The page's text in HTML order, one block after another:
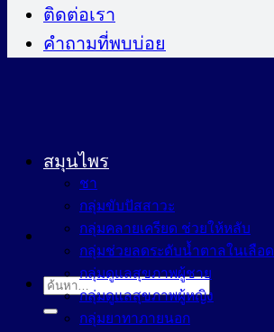
ติดต่อเรา
คำถามที่พบบ่อย
ค้นหา:
สมุนไพร
ชา
กลุ่มขับปัสสาวะ
กลุ่มคลายเครียด ช่วยให้หลับ
กลุ่มช่วยลดระดับน้ำตาลในเลือด
กลุ่มดูแลสุขภาพผู้ชาย
กลุ่มดูแลสุขภาพผู้หญิง
กลุ่มยาทาภายนอก